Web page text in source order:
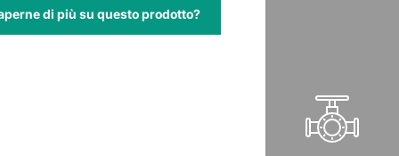
di più su questo prodotto?